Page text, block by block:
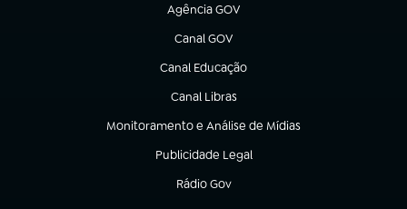
Agência GOV
(abre em nova aba)
Canal GOV
(abre em nova aba)
Canal Educação
(abre em nova aba)
Canal Libras
(abre em nova aba)
Monitoramento e Análise de Mídias
(abre em nova aba)
Publicidade Legal
(abre em nova aba)
Rádio Gov
(abre em nova aba)